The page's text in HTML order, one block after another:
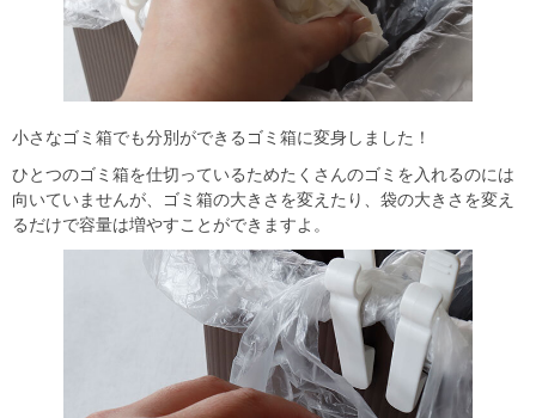
小さなゴミ箱でも分別ができるゴミ箱に変身しました！
ひとつのゴミ箱を仕切っているためたくさんのゴミを入れるのには
向いていませんが、ゴミ箱の大きさを変えたり、袋の大きさを変え
るだけで容量は増やすことができますよ。